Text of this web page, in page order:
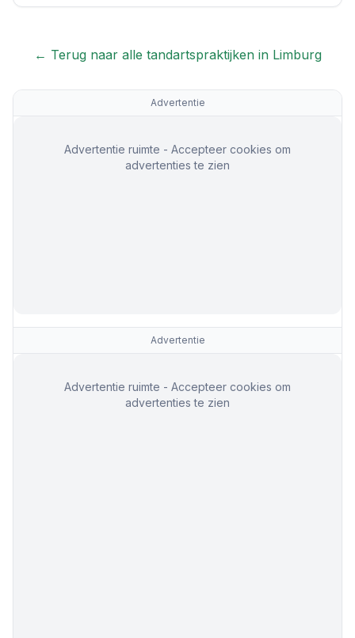
← Terug naar alle tandartspraktijken in Limburg
Advertentie
Advertentie ruimte - Accepteer cookies om
advertenties te zien
Advertentie
Advertentie ruimte - Accepteer cookies om
advertenties te zien